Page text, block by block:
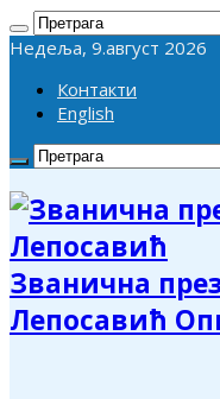
Недеља, 9.август 2026
Контакти
English
Званична
Лепосавић